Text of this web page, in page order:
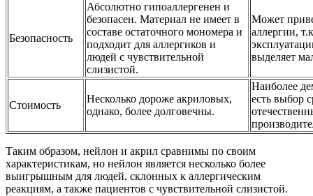
Безопасность
Абсолютно гипоаллергенен и
безопасен. Материал не имеет в
составе остаточного мономера и
подходит для аллергиков и
людей с чувствительной
слизистой.
Может
аллергии,
выделяет
Стоимость
Несколько дороже акриловых,
однако, более долговечны.
Наиболее
есть выбор
Таким образом, нейлон и акрил сравнимы по своим
характеристикам, но нейлон является несколько более
выигрышным для людей, склонных к аллергическим
реакциям, а также пациентов с чувствительной слизистой.